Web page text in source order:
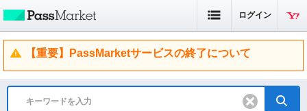
ログイン
【重要】PassMarketサービスの終了について